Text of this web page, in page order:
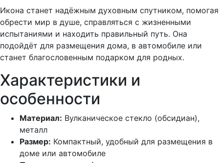
Икона станет надёжным духовным спутником, помогая
обрести мир в душе, справляться с жизненными
испытаниями и находить правильный путь. Она
подойдёт для размещения дома, в автомобиле или
станет благословенным подарком для родных.
Характеристики и
особенности
Материал: Вулканическое стекло (обсидиан),
металл
Размер: Компактный, удобный для размещения в
доме или автомобиле